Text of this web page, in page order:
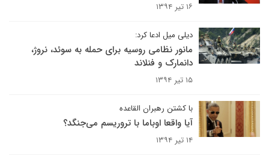
۱۶ تیر ۱۳۹۴
دیلی میل ادعا کرد:
مانور نظامی روسیه برای حمله به سوئد، نروژ،
دانمارک و فنلاند
۱۵ تیر ۱۳۹۴
با کشتن رهبران القاعده
آیا واقعا اوباما با تروریسم می‌جنگد؟
۱۴ تیر ۱۳۹۴